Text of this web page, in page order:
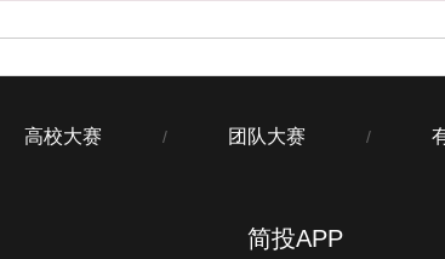
高校大赛 / 团队大赛 /
简投APP